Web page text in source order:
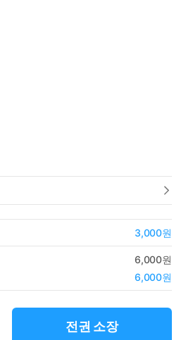
3,000원
6,000원
6,000원
전권 소장